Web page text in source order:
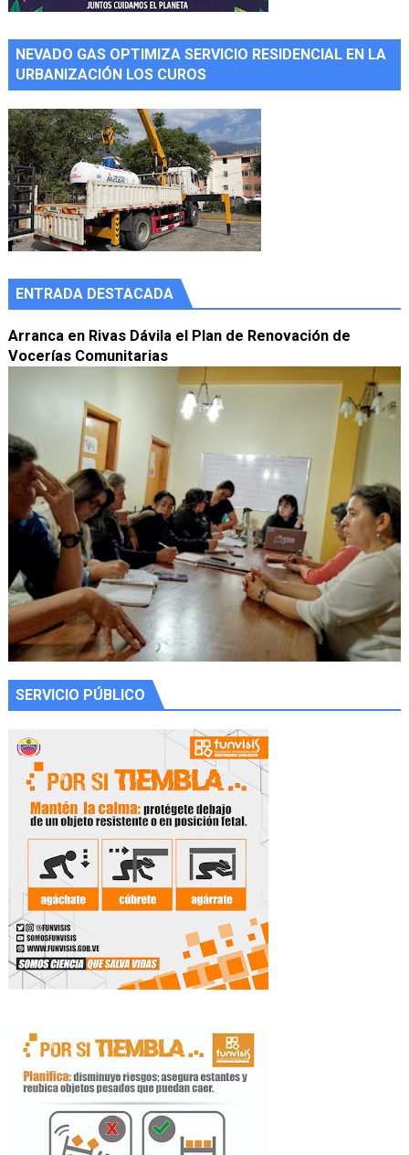
NEVADO GAS OPTIMIZA SERVICIO RESIDENCIAL EN LA
URBANIZACIÓN LOS CUROS
ENTRADA DESTACADA
Arranca en Rivas Dávila el Plan de Renovación de
Vocerías Comunitarias
SERVICIO PÚBLICO